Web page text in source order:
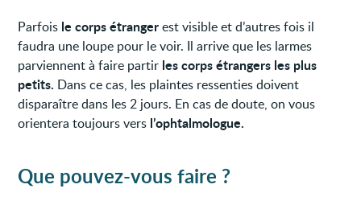
Parfois le corps étrangerest visible et d’autres fois il
faudra une loupe pour le voir. Il arrive que les larmes
parviennent à faire partir les corps étrangers les plus
petits. Dans ce cas, les plaintes ressenties doivent
disparaître dans les 2 jours. En cas de doute, on vous
orientera toujours vers l’ophtalmologue.
Que pouvez-vous faire ?